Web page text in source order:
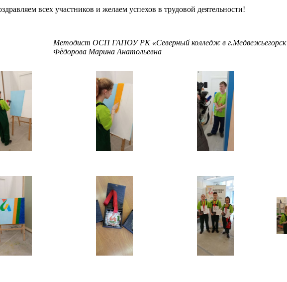
всех участников и желаем успехов в трудовой деятельности!
Методист ОСП ГАПОУ РК «Северный колледж в г.Медвежьегорск
Фёдорова Марина Анатольевна